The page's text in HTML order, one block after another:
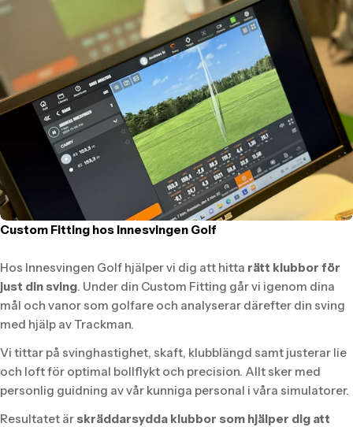
Custom Fitting hos Innesvingen Golf
Hos Innesvingen Golf hjälper vi dig att hitta rätt klubbor för
just din sving. Under din Custom Fitting går vi igenom dina
mål och vanor som golfare och analyserar därefter din sving
med hjälp av Trackman.
Vi tittar på svinghastighet, skaft, klubblängd samt justerar lie
och loft för optimal bollflykt och precision. Allt sker med
personlig guidning av vår kunniga personal i våra simulatorer.
Resultatet ärskräddarsydda klubbor som hjälper dig att